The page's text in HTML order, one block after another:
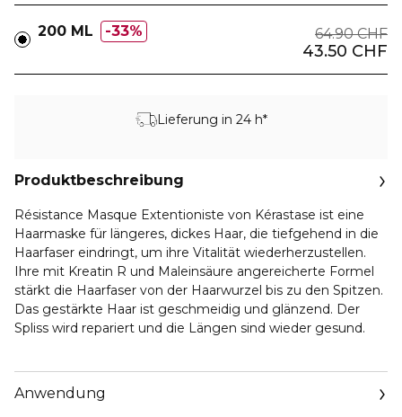
200 ML 33% 64.90 CHF
43.50 CHF
Lieferung in 24 h*
Produktbeschreibung
Résistance Masque Extentioniste von Kérastase ist eine
Haarmaske für längeres, dickes Haar, die tiefgehend in die
Haarfaser eindringt, um ihre Vitalität wiederherzustellen.
Ihre mit Kreatin R und Maleinsäure angereicherte Formel
stärkt die Haarfaser von der Haarwurzel bis zu den Spitzen.
Das gestärkte Haar ist geschmeidig und glänzend. Der
Spliss wird repariert und die Längen sind wieder gesund.
Anwendung